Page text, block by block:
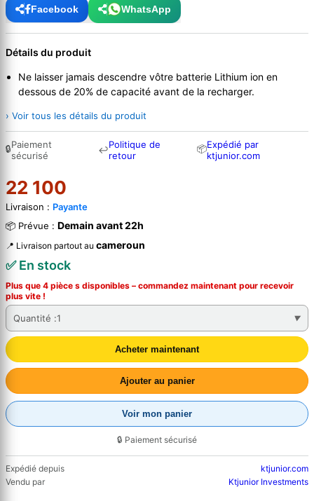
Facebook WhatsApp
Détails du produit
Ne laisser jamais descendre vôtre batterie Lithium ion en
dessous de 20% de capacité avant de la recharger.
› Voir tous les détails du produit
🔒Paiement
sécurisé
↩Politique de
retour
📦Expédié par
ktjunior.com
22 100
Livraison : Payante
📦 Prévue : Demain avant 22h
📍 Livraison partout au cameroun
✅ En stock
Plus que 4 pièce s disponibles – commandez maintenant pour recevoir
plus vite !
Quantité :1
Acheter maintenant
Ajouter au panier
Voir mon panier
🔒 Paiement sécurisé
Expédié depuis
ktjunior.com
Vendu par
Ktjunior Investments